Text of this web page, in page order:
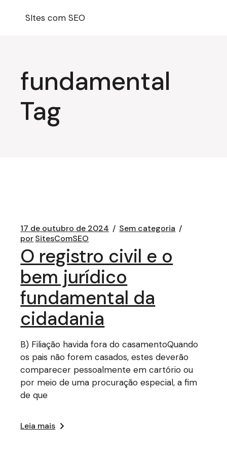
SItes com SEO
fundamental
Tag
17 de outubro de 2024
Sem categoria
porSitesComSEO
O registro civil e o
bem jurídico
fundamental da
cidadania
B) Filiação havida fora do casamentoQuando
os pais não forem casados, estes deverão
comparecer pessoalmente em cartório ou
por meio de uma procuração especial, a fim
de que
Leia mais